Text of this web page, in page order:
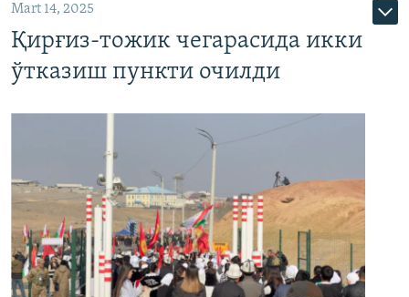
Mart 14, 2025
Қирғиз-тожик чегарасида икки
ўтказиш пункти очилди